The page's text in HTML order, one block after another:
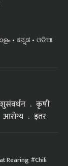
ಕನ್ನಡ
ଓଡିଆ
कृषी
आरोग्य इतर
Rearing Chili